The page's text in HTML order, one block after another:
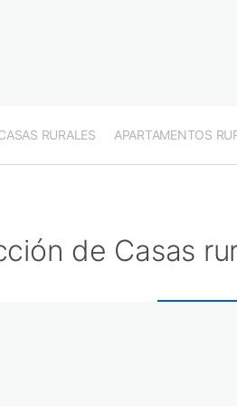
RURALES APARTAMENTOS
de Casas